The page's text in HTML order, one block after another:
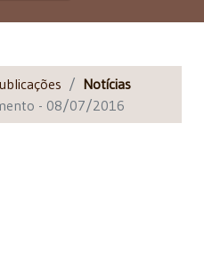
Notícias
- 08/07/2016